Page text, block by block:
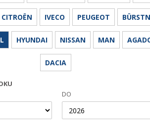
VAD
CITROËN IVECO PEUGEOT
HYUNDAI NISSAN MAN
DACIA
DO